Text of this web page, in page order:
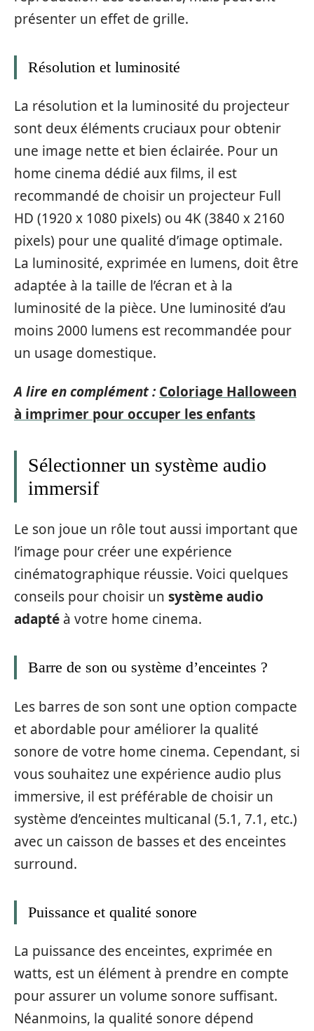
présenter un effet de grille.
Résolution et luminosité
La résolution et la luminosité du projecteur
sont deux éléments cruciaux pour obtenir
une image nette et bien éclairée. Pour un
home cinema dédié aux films, il est
recommandé de choisir un projecteur Full
HD (1920 x 1080 pixels) ou 4K (3840 x 2160
pixels) pour une qualité d’image optimale.
La luminosité, exprimée en lumens, doit être
adaptée à la taille de l’écran et à la
luminosité de la pièce. Une luminosité d’au
moins 2000 lumens est recommandée pour
un usage domestique.
A lire en complément : Coloriage Halloween
à imprimer pour occuper les enfants
Sélectionner un système audio
immersif
Le son joue un rôle tout aussi important que
l’image pour créer une expérience
cinématographique réussie. Voici quelques
conseils pour choisir un système audio
adapté à votre home cinema.
Barre de son ou système d’enceintes ?
Les barres de son sont une option compacte
et abordable pour améliorer la qualité
sonore de votre home cinema. Cependant, si
vous souhaitez une expérience audio plus
immersive, il est préférable de choisir un
système d’enceintes multicanal (5.1, 7.1, etc.)
avec un caisson de basses et des enceintes
surround.
Puissance et qualité sonore
La puissance des enceintes, exprimée en
watts, est un élément à prendre en compte
pour assurer un volume sonore suffisant.
Néanmoins, la qualité sonore dépend